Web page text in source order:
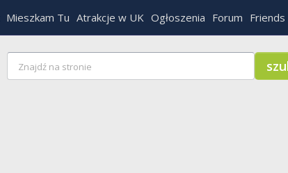
Mieszkam Tu Atrakcje w UK Ogłoszenia Forum Friends